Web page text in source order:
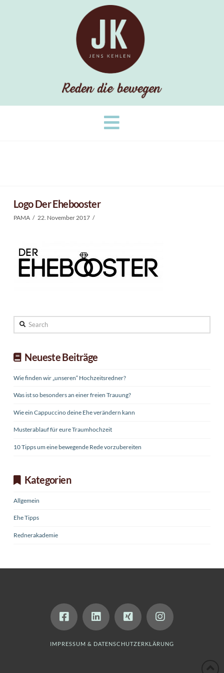
Navigation
Logo Der Ehebooster
PAMA 22. November 2017
Search
Neueste Beiträge
Wie finden wir „unseren“ Hochzeitsredner?
Was ist so besonders an einer freien Trauung?
Wie ein Cappuccino deine Ehe verändern kann
Musterablauf für eure Traumhochzeit
10 Tipps um eine bewegende Rede vorzubereiten
Kategorien
Allgemein
Ehe Tipps
Rednerakademie
IMPRESSUM & DATENSCHUTZERKLÄRUNG